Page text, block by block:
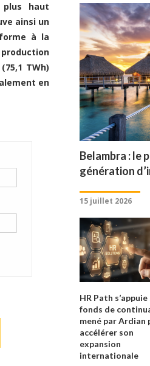
plus haut
ainsi un
à la
TWh)
en
Belambra : le
génération
15 juillet 2026
HR Path s’appuie
fonds de
mené par Ardian
accélérer son
expansion
internationale